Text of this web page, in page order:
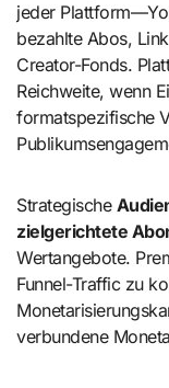
jeder
bezahlte Abos,
Creator-Fonds.
Reichweite, wenn
formatspezifische
Strategische
zielgerichtete
Wertangebote.
Funnel-Traffic zu
verbundene